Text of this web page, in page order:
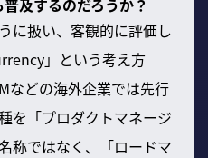
に扱い、客観的に評価し
」という考え方
などの海外企業では先行
を「プロダクトマネージ
称ではなく、「ロードマ